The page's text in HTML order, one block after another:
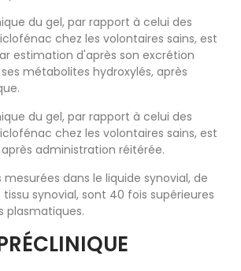
du gel, par rapport à celui des
chez les volontaires sains, est
estimation d'après son excrétion
métabolites hydroxylés, après
du gel, par rapport à celui des
chez les volontaires sains, est
après administration réitérée.
dans le liquide synovial, de
synovial, sont 40 fois supérieures
plasmatiques.